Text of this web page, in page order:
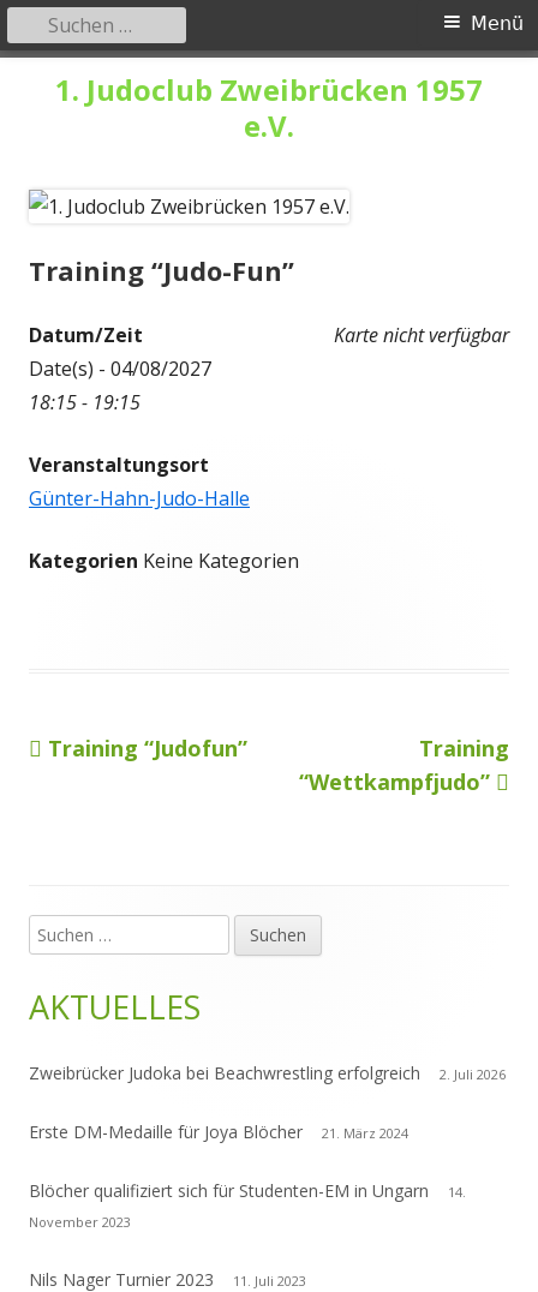
1. Judoclub Zweibrücken 1957
e.V.
Primäres
Menü
Menü
Suchen
nach:
Training “Judo-Fun”
Karte nicht verfügbar
Datum/Zeit
Date(s) - 04/08/2027
18:15 - 19:15
Veranstaltungsort
Günter-Hahn-Judo-Halle
Kategorien Keine Kategorien
Beitragsnavigation
Vorheriger
Training “Judofun”
Nächster
Beitrag
Training
“Wettkampfjudo”
Haupt-
Seitenleiste
Suchen
nach:
AKTUELLES
Zweibrücker Judoka bei Beachwrestling erfolgreich 2. Juli 2026
Erste DM-Medaille für Joya Blöcher 21. März 2024
Blöcher qualifiziert sich für Studenten-EM in Ungarn
14.
November 2023
Nils Nager Turnier 2023 11. Juli 2023